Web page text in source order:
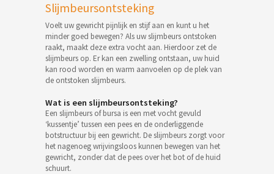
Slijmbeursontsteking
Voelt uw gewricht pijnlijk en stijf aan en kunt u het
minder goed bewegen? Als uw slijmbeurs ontstoken
raakt, maakt deze extra vocht aan. Hierdoor zet de
slijmbeurs op. Er kan een zwelling ontstaan, uw huid
kan rood worden en warm aanvoelen op de plek van
de ontstoken slijmbeurs.
Wat is een slijmbeursontsteking?
Een slijmbeurs of bursa is een met vocht gevuld
‘kussentje’ tussen een pees en de onderliggende
botstructuur bij een gewricht. De slijmbeurs zorgt voor
het nagenoeg wrijvingsloos kunnen bewegen van het
gewricht, zonder dat de pees over het bot of de huid
schuurt.